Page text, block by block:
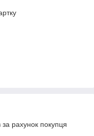
рахунок покупця